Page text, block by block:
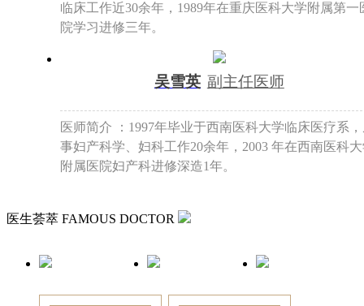
临床工作近30余年，1989年在重庆医科大学附属第一
院学习进修三年。
吴雪英 副主任医师
医师简介 ：1997年毕业于西南医科大学临床医疗系
事妇产科学、妇科工作20余年，2003 年在西南医科
附属医院妇产科进修深造1年。
医生荟萃 FAMOUS DOCTOR